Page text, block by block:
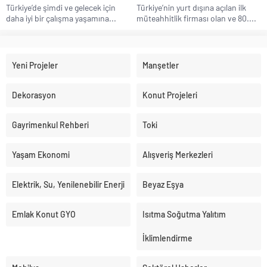
Türkiye’de şimdi ve gelecek için
daha iyi bir çalışma yaşamına...
Türkiye’nin yurt dışına açılan ilk
müteahhitlik firması olan ve 80....
Yeni Projeler Manşetler
Dekorasyon Konut Projeleri
Gayrimenkul Rehberi Toki
Yaşam Ekonomi Alışveriş Merkezleri
Elektrik, Su, Yenilenebilir Enerji Beyaz Eşya
Emlak Konut GYO Isıtma Soğutma Yalıtım
İklimlendirme